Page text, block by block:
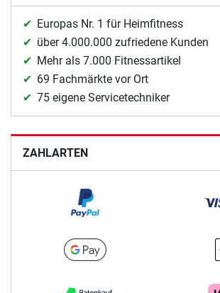
Europas Nr. 1 für Heimfitness
über 4.000.000 zufriedene Kunden
Mehr als 7.000 Fitnessartikel
69 Fachmärkte vor Ort
75 eigene Servicetechniker
ZAHLARTEN